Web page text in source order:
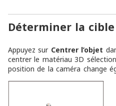
Déterminer la
Appuyez sur Centrer l’objet
centrer le matériau 3D
position de la caméra change